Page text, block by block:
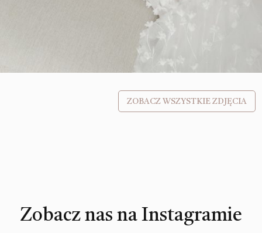
ZOBACZ WSZYSTKIE ZDJĘCIA
Zobacz nas na Instagramie